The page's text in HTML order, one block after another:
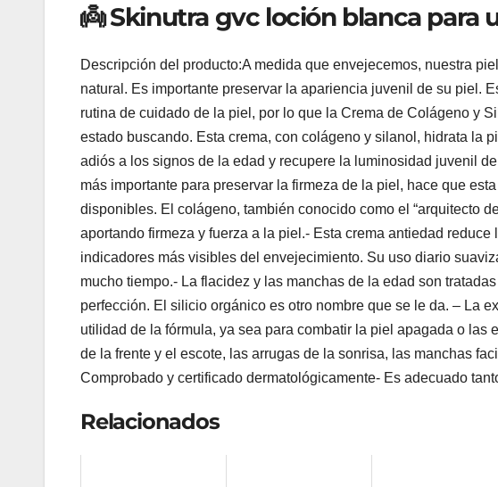
👼 Skinutra gvc loción blanca para
Descripción del producto:A medida que envejecemos, nuestra
natural. Es importante preservar la apariencia juvenil de su piel.
rutina de cuidado de la piel, por lo que la Crema de Colágeno y
estado buscando. Esta crema, con colágeno y silanol, hidrata la
adiós a los signos de la edad y recupere la luminosidad juvenil
más importante para preservar la firmeza de la piel, hace que
disponibles. El colágeno, también conocido como el “arquitecto
aportando firmeza y fuerza a la piel.- Esta crema antiedad
indicadores más visibles del envejecimiento. Su uso diario
mucho tiempo.- La flacidez y las manchas de la edad son
perfección. El silicio orgánico es otro nombre que se le da. – La
utilidad de la fórmula, ya sea para combatir la piel apagada o
de la frente y el escote, las arrugas de la sonrisa, las manchas
Comprobado y certificado dermatológicamente- Es adecuado
Relacionados